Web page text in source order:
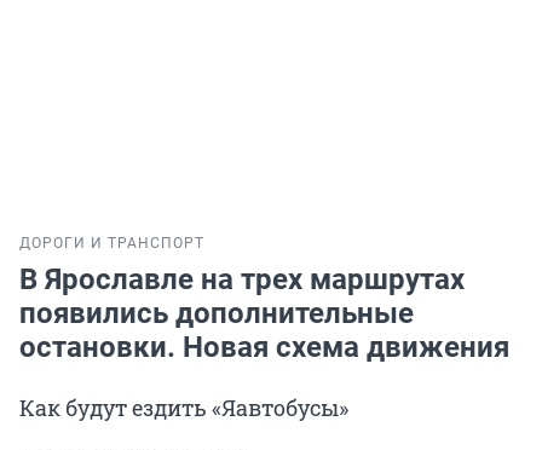
ДОРОГИ И ТРАНСПОРТ
В Ярославле на трех маршрутах
появились дополнительные
остановки. Новая схема движения
Как будут ездить «Яавтобусы»